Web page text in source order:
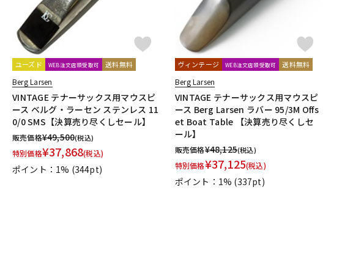
ヴィンテージ
ユーズド WEB注文店頭受取可 送料無料
Berg Larsen
VINTAGE テナーサックス用マウスピ
ース ベルグ・ラーセン ステンレス 11
0/0 SMS【決算売り尽くしセール】
販売価格¥49,500(税込)
特別価格¥37,868(税込)
ポイント：1% (344pt)
ヴィンテージ WEB注文店頭受取可 送料無料
Berg Larsen
VINTAGE テナーサックス用マウスピ
ース Berg Larsen ラバー 95/3M Offs
et Boat Table 【決算売り尽くしセ
ール】
販売価格¥48,125(税込)
特別価格¥37,125(税込)
ポイント：1% (337pt)